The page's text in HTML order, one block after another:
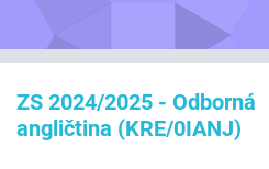
ZS 2024/2025 - Odborná
angličtina (KRE/0IANJ)